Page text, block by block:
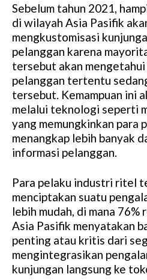
Sebelum tahun 2021,
di wilayah Asia Pasifik
mengkustomisasi
pelanggan karena
tersebut akan
pelanggan tertentu
tersebut. Kemampuan ini
melalui teknologi seperti
yang memungkinkan para
menangkap lebih banyak
informasi pelanggan.
Para pelaku industri ritel
menciptakan suatu
lebih mudah, di mana
Asia Pasifik menyatakan
penting atau kritis dari
mengintegrasikan
kunjungan langsung ke